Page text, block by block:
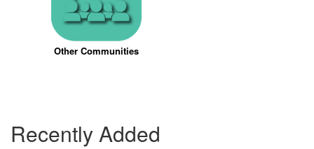
Other Communities
Recently Added